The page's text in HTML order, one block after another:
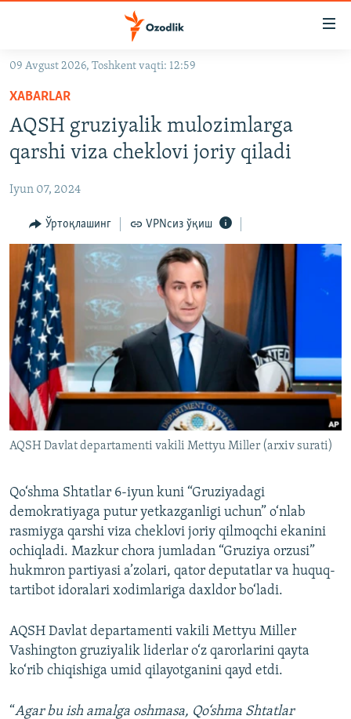
Асосий
навигацияга
ўтинг
Қидиришга
OZODARXIV
На русском
ИЖТИМОИЙ ТАРМОҚЛАР
Озодлик бошқа тилларда
09 Avgust 2026, Toshkent vaqti: 12:59
XABARLAR
AQSH gruziyalik mulozimlarga
qarshi viza cheklovi joriy qiladi
Iyun 07, 2024
Ўртоқлашинг VPNсиз ўқиш
AQSH Davlat departamenti vakili Mettyu Miller (arxiv surati)
Qo‘shma Shtatlar 6-iyun kuni “Gruziyadagi
demokratiyaga putur yetkazganligi uchun” o‘nlab
rasmiyga qarshi viza cheklovi joriy qilmoqchi ekanini
ochiqladi. Mazkur chora jumladan “Gruziya orzusi”
hukmron partiyasi a’zolari, qator deputatlar va huquq-
tartibot idoralari xodimlariga daxldor bo‘ladi.
AQSH Davlat departamenti vakili Mettyu Miller
Vashington gruziyalik liderlar o‘z qarorlarini qayta
ko‘rib chiqishiga umid qilayotganini qayd etdi.
“Agar bu ish amalga oshmasa, Qo‘shma Shtatlar